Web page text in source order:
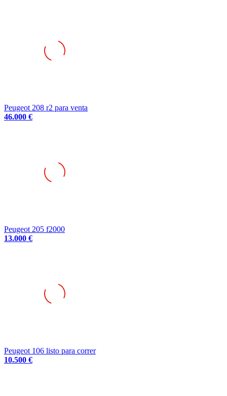
Peugeot 208 r2 para venta
46.000 €
Peugeot 205 f2000
13.000 €
Peugeot 106 listo para correr
10.500 €